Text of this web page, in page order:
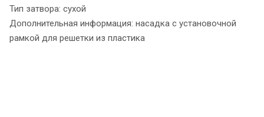
Тип затвора: сухой
Дополнительная информация: насадка с установочной
рамкой для решетки из пластика